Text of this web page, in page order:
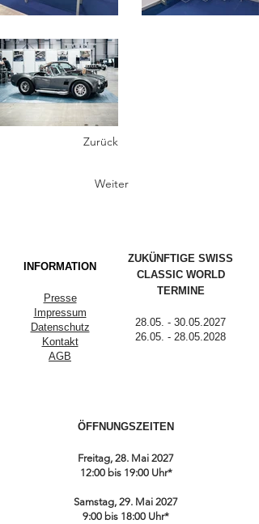
Zurück
Weiter
INFORMATION
Presse
Impressum
Datenschutz
Kontakt
AGB
ZUKÜNFTIGE SWISS
CLASSIC WORLD
TERMINE
28.05. - 30.05.2027
26.05. - 28.05.2028
ÖFFNUNGSZEITEN
Freitag, 28. Mai 2027
12:00 bis 19:00 Uhr*
Samstag, 29. Mai 2027
9:00 bis 18:00 Uhr*